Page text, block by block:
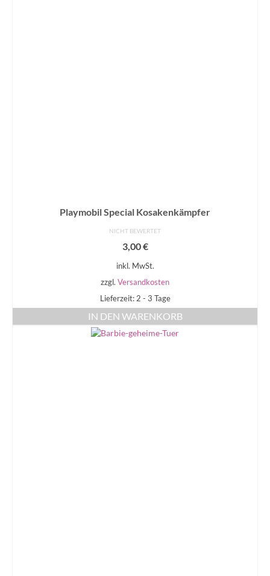
Playmobil Special Kosakenkämpfer
NICHT BEWERTET
3,00€
inkl. MwSt.
zzgl. Versandkosten
Lieferzeit: 2 - 3 Tage
IN DEN WARENKORB